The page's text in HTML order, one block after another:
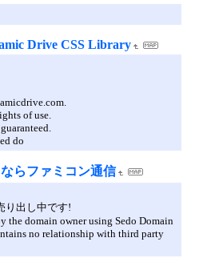
Drive CSS Library
of use.
do
らファミコン通信
り出し中です!
the domain owner using Sedo Domain
no relationship with third party